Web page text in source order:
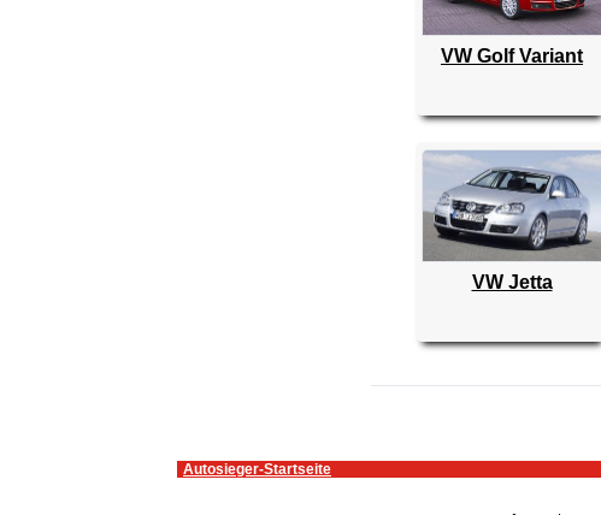
VW Golf Variant
VW Jetta
Autosieger-Startseite